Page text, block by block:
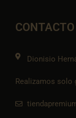
o
k
r
a
p
e
CONTACTO
Dionisio
Realizamos solo